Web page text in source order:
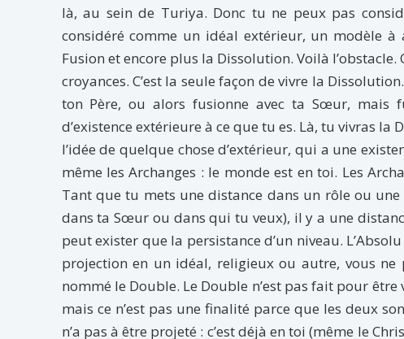
là, au sein de Turiya. Donc tu ne peux pas
considéré comme un idéal extérieur, un modèle
Fusion et encore plus la Dissolution. Voilà
croyances. C’est la seule façon de vivre la
ton Père, ou alors fusionne avec ta Sœur, mais
d’existence extérieure à ce que tu es. Là, tu vivras
l’idée de quelque chose d’extérieur, qui a une
même les Archanges : le monde est en toi. Les
Tant que tu mets une distance dans un rôle ou
dans ta Sœur ou dans qui tu veux), il y a une
peut exister que la persistance d’un niveau.
projection en un idéal, religieux ou autre, vous ne
nommé le Double. Le Double n’est pas fait pour être
mais ce n’est pas une finalité parce que les deux
n’a pas à être projeté : c’est déjà en toi (même le